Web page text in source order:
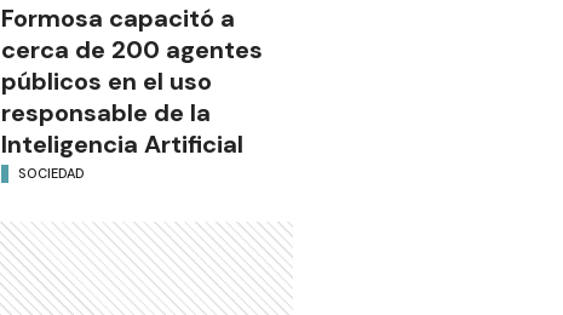
Formosa capacitó a
cerca de 200 agentes
públicos en el uso
responsable de la
Inteligencia Artificial
SOCIEDAD